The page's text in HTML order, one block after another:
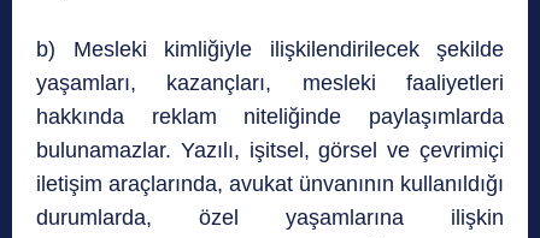
b) Mesleki kimliğiyle ilişkilendirilecek şekilde
yaşamları, kazançları, mesleki faaliyetleri
hakkında reklam niteliğinde paylaşımlarda
bulunamazlar. Yazılı, işitsel, görsel ve çevrimiçi
iletişim araçlarında, avukat ünvanının kullanıldığı
durumlarda, özel yaşamlarına ilişkin